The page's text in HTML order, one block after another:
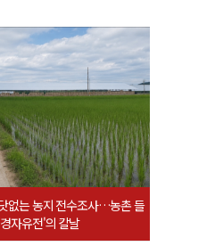
없는 농지 전수조사…농촌 들
자유전'의 칼날